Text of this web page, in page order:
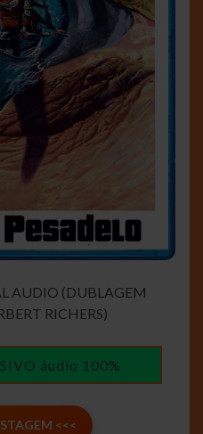
AUDIO (DUBLAGEM
RICHERS)
áudio 100%
<<<